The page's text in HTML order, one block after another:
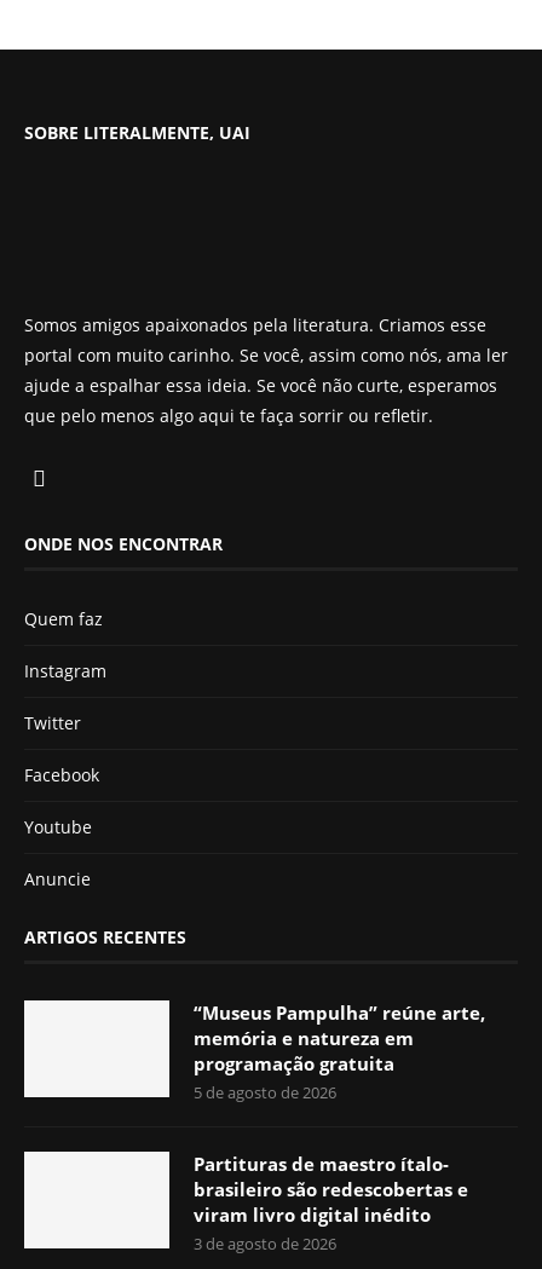
SOBRE LITERALMENTE, UAI
Somos amigos apaixonados pela literatura. Criamos esse
portal com muito carinho. Se você, assim como nós, ama ler
ajude a espalhar essa ideia. Se você não curte, esperamos
que pelo menos algo aqui te faça sorrir ou refletir.
ONDE NOS ENCONTRAR
Quem faz
Instagram
Twitter
Facebook
Youtube
Anuncie
ARTIGOS RECENTES
“Museus Pampulha” reúne arte,
memória e natureza em
programação gratuita
5 de agosto de 2026
Partituras de maestro ítalo-
brasileiro são redescobertas e
viram livro digital inédito
3 de agosto de 2026